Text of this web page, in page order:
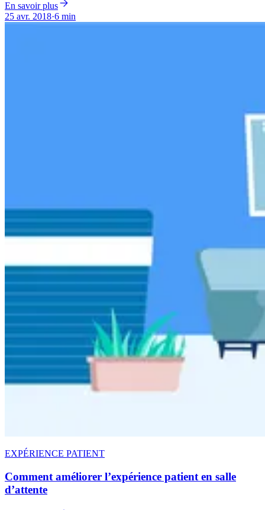
En savoir plus
25 avr. 2018·6 min
EXPÉRIENCE PATIENT
Comment améliorer l’expérience patient en salle
d’attente